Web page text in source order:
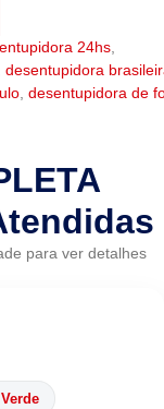
24hs,
desentupidora
,desentupidora de
para ver detalhes